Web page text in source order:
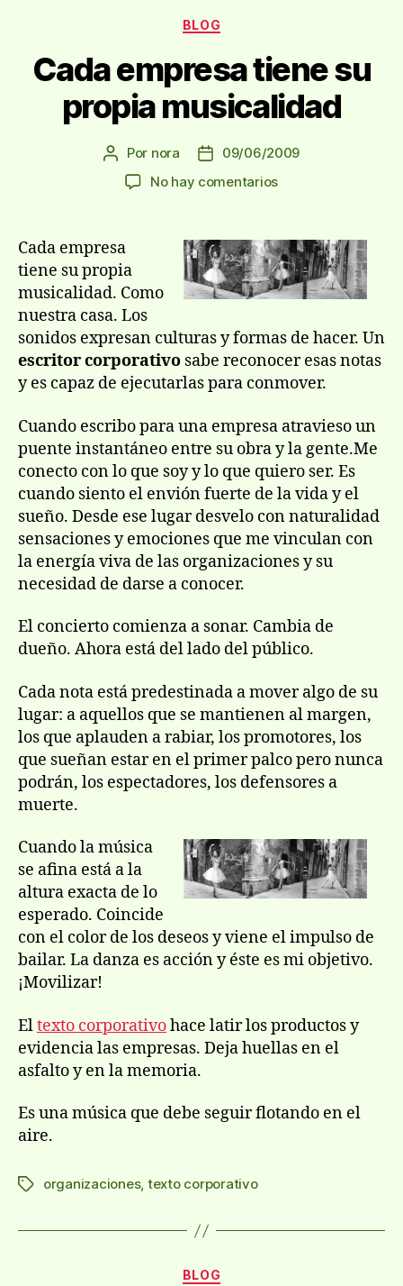
Categorías
BLOG
Cada empresa tiene su
propia musicalidad
Autor
de
Por nora
Fecha09/06/2009
No hay comentariosen
tiene
su
propia
musicalidad
Cada empresa
tiene su propia
musicalidad. Como
nuestra casa. Los
sonidos expresan culturas y formas de hacer. Un
escritor corporativo sabe reconocer esas notas
y es capaz de ejecutarlas para conmover.
Cuando escribo para una empresa atravieso un
puente instantáneo entre su obra y la gente.Me
conecto con lo que soy y lo que quiero ser. Es
cuando siento el envión fuerte de la vida y el
sueño. Desde ese lugar desvelo con naturalidad
sensaciones y emociones que me vinculan con
la energí­a viva de las organizaciones y su
necesidad de darse a conocer.
El concierto comienza a sonar. Cambia de
dueño. Ahora está del lado del público.
Cada nota está predestinada a mover algo de su
lugar: a aquellos que se mantienen al margen,
los que aplauden a rabiar, los promotores, los
que sueñan estar en el primer palco pero nunca
podrán, los espectadores, los defensores a
muerte.
Cuando la música
se afina está a la
altura exacta de lo
esperado. Coincide
con el color de los deseos y viene el impulso de
bailar. La danza es acción y éste es mi objetivo.
¡Movilizar!
Eltexto corporativohace latir los productos y
evidencia las empresas. Deja huellas en el
asfalto y en la memoria.
Es una música que debe seguir flotando en el
aire.
Etiquetas
organizaciones, texto corporativo
Categorías
BLOG